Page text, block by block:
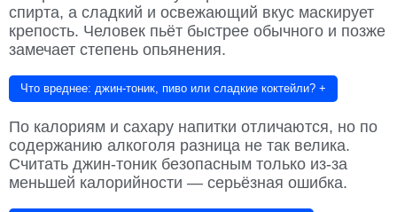
спирта, а сладкий и освежающий вкус маскирует
крепость. Человек пьёт быстрее обычного и позже
замечает степень опьянения.
Что вреднее: джин-тоник, пиво или сладкие коктейли? +
По калориям и сахару напитки отличаются, но по
содержанию алкоголя разница не так велика.
Считать джин-тоник безопасным только из-за
меньшей калорийности — серьёзная ошибка.